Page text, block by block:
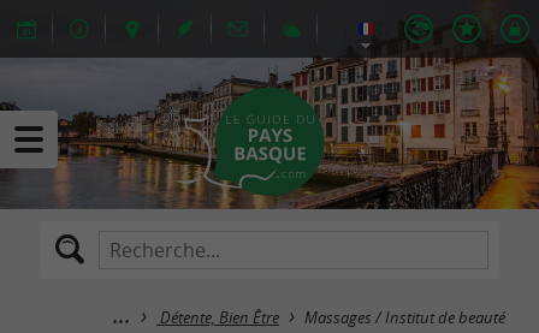
Détente, Bien Être Massages / Institut de beauté